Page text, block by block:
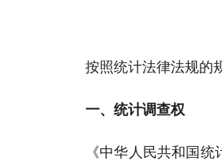
按照统计法律法规的
一、统计调查权
《中华人民共和国